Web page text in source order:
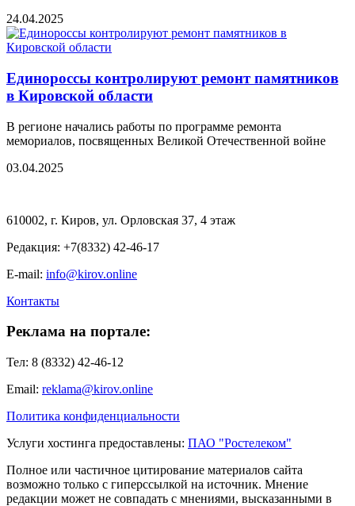
24.04.2025
Единороссы контролируют ремонт памятников
в Кировской области
В регионе начались работы по программе ремонта
мемориалов, посвященных Великой Отечественной войне
03.04.2025
610002, г. Киров, ул. Орловская 37, 4 этаж
Редакция: +7(8332) 42-46-17
E-mail: info@kirov.online
Контакты
Реклама на портале:
Тел: 8 (8332) 42-46-12
Email: reklama@kirov.online
Политика конфиденциальности
Услуги хостинга предоставлены: ПАО "Ростелеком"
Полное или частичное цитирование материалов сайта
возможно только с гиперссылкой на источник. Мнение
редакции может не совпадать с мнениями, высказанными в